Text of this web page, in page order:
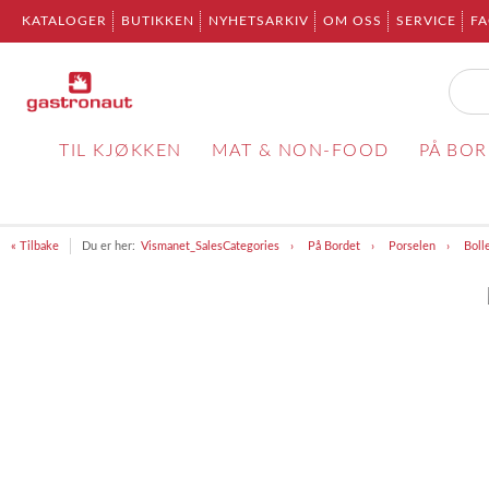
KATALOGER BUTIKKEN NYHETSARKIV OM OSS SERVICE
TIL KJØKKEN MAT & NON-FOOD PÅ
« Tilbake Du er her: Vismanet_SalesCategories På Bordet Porselen